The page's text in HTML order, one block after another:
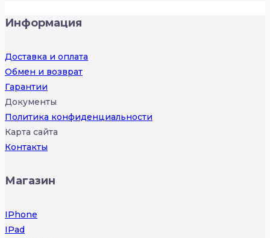
Информация
Доставка и оплата
Обмен и возврат
Гарантии
Документы
Политика конфиденциальности
Карта сайта
Контакты
Магазин
IPhone
IPad